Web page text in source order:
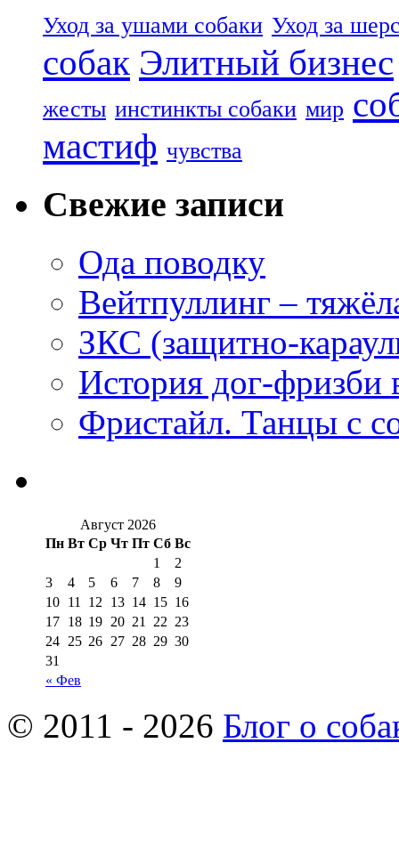
Уход за ушами собаки Уход за
собак Элитный бизнес
жесты инстинкты собаки мир
мастиф чувства
Свежие записи
Ода поводку
Вейтпуллинг –
ЗКС (защитно-
История дог-фризби
Фристайл. Танцы с
Август 2026
Пн Вт Ср Чт Пт Сб Вс
« Фев
1
2
3
4 5 6 7 8
9
10 11 12 13 14 15 16
17 18 19 20 21 22 23
24 25 26 27 28 29 30
31
© 2011 - 2026 Блог о